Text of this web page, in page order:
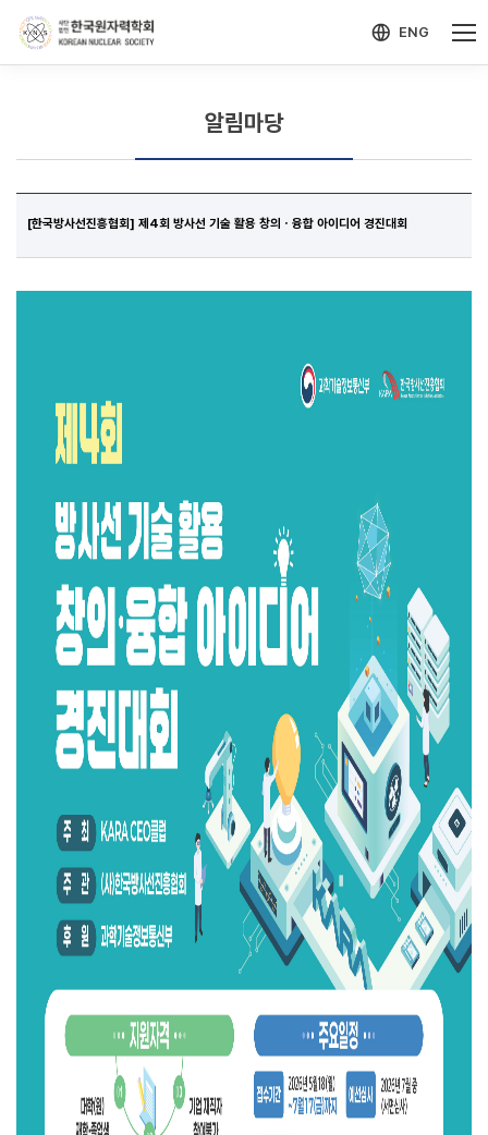
ENG
알림마당
[한국방사선진흥협회] 제4회 방사선 기술 활용 창의ㆍ융합 아이디어 경진대회